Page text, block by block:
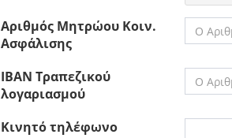
Αριθμός Μητρώου Κοιν.
Ασφάλισης
IBAN Τραπεζικού
λογαριασμού
Κινητό τηλέφωνο